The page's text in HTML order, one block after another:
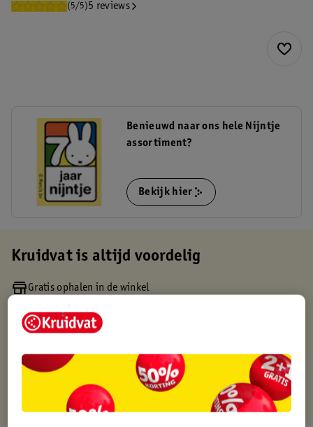
(5/5)5 reviews
Benieuwd naar ons hele Nijntje
assortiment?
Bekijk hier
Kruidvat is altijd voordelig
Gratis ophalen in de winkel
Gratis thuisbezorgd vanaf 50.00
Gratis punten met je Kruidvat kaart